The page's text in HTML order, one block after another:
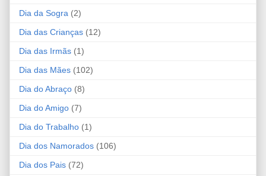
Dia da Sogra (2)
Dia das Crianças (12)
Dia das Irmãs (1)
Dia das Mães (102)
Dia do Abraço (8)
Dia do Amigo (7)
Dia do Trabalho (1)
Dia dos Namorados (106)
Dia dos Pais (72)